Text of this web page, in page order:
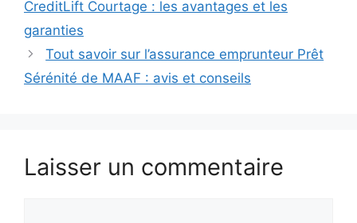
CreditLift Courtage : les avantages et les
garanties
Tout savoir sur l’assurance emprunteur Prêt
Sérénité de MAAF : avis et conseils
Laisser un commentaire